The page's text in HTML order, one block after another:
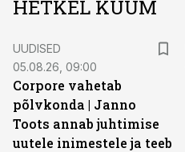
HETKEL KUUM
UUDISED
05.08.26, 09:00
Corpore vahetab
põlvkonda | Janno
Toots annab juhtimise
uutele inimestele ja teeb